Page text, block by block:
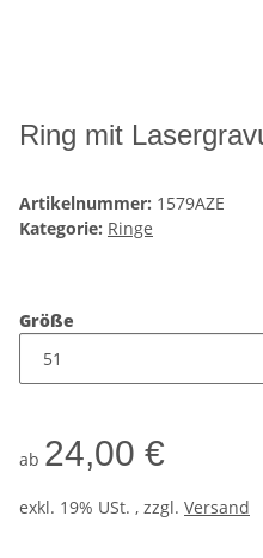
Ring mit
Artikelnummer: 1579AZE
Kategorie: Ringe
Größe
ab 24,00 €
exkl. 19% USt. , zzgl. Versand